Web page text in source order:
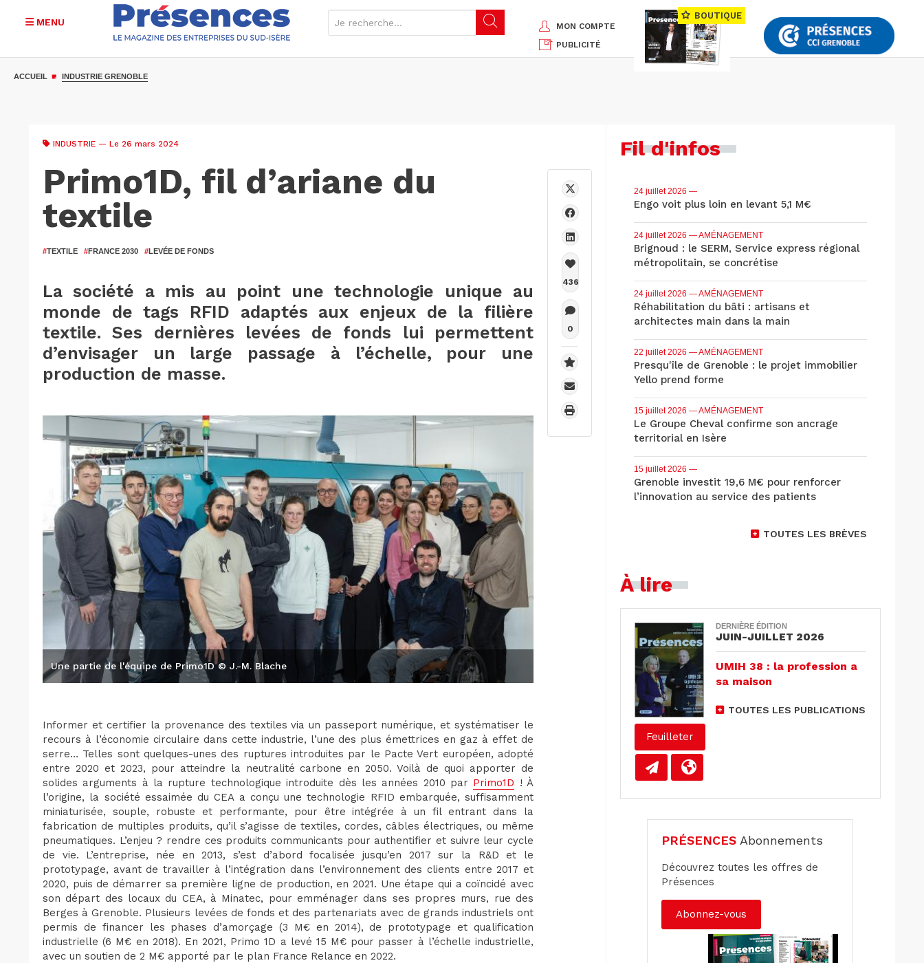
MENU
MON COMPTE
PUBLICITÉ
BOUTIQUE
ACCUEIL INDUSTRIE GRENOBLE
INDUSTRIE — Le 26 mars 2024
Primo1D, fil d’ariane du
textile
#TEXTILE #FRANCE 2030 #LEVÉE DE FONDS
La société a mis au point une technologie unique au
monde de tags RFID adaptés aux enjeux de la filière
textile. Ses dernières levées de fonds lui permettent
d’envisager un large passage à l’échelle, pour une
production de masse.
Une partie de l'équipe de Primo1D © J.-M. Blache
Informer et certifier la provenance des textiles via un passeport numérique, et systématiser le
recours à l’économie circulaire dans cette industrie, l’une des plus émettrices en gaz à effet de
serre… Telles sont quelques-unes des ruptures introduites par le Pacte Vert européen, adopté
entre 2020 et 2023, pour atteindre la neutralité carbone en 2050. Voilà de quoi apporter de
solides arguments à la rupture technologique introduite dès les années 2010 par Primo1D ! À
l’origine, la société essaimée du CEA a conçu une technologie RFID embarquée, suffisamment
miniaturisée, souple, robuste et performante, pour être intégrée à un fil entrant dans la
fabrication de multiples produits, qu’il s’agisse de textiles, cordes, câbles électriques, ou même
pneumatiques. L’enjeu ? rendre ces produits communicants pour authentifier et suivre leur cycle
de vie. L’entreprise, née en 2013, s’est d’abord focalisée jusqu’en 2017 sur la R&D et le
prototypage, avant de travailler à l’intégration dans l’environnement des clients entre 2017 et
2020, puis de démarrer sa première ligne de production, en 2021. Une étape qui a coïncidé avec
son départ des locaux du CEA, à Minatec, pour emménager dans ses propres murs, rue des
Berges à Grenoble. Plusieurs levées de fonds et des partenariats avec de grands industriels ont
permis de financer les phases d’amorçage (3 M€ en 2014), de prototypage et qualification
industrielle (6 M€ en 2018). En 2021, Primo 1D a levé 15 M€ pour passer à l’échelle industrielle,
avec un soutien de 2 M€ apporté par le plan France Relance en 2022.
436
0
Fil d'infos
24 juillet 2026 —
Engo voit plus loin en levant 5,1 M€
24 juillet 2026 — AMÉNAGEMENT
Brignoud : le SERM, Service express régional
métropolitain, se concrétise
24 juillet 2026 — AMÉNAGEMENT
Réhabilitation du bâti : artisans et
architectes main dans la main
22 juillet 2026 — AMÉNAGEMENT
Presqu'île de Grenoble : le projet immobilier
Yello prend forme
15 juillet 2026 — AMÉNAGEMENT
Le Groupe Cheval confirme son ancrage
territorial en Isère
15 juillet 2026 —
Grenoble investit 19,6 M€ pour renforcer
l’innovation au service des patients
TOUTES LES BRÈVES
À lire
Feuilleter
DERNIÈRE ÉDITION
JUIN-JUILLET 2026
UMIH 38 : la profession a
sa maison
TOUTES LES PUBLICATIONS
PRÉSENCES Abonnements
Découvrez toutes les offres de
Présences
Abonnez-vous